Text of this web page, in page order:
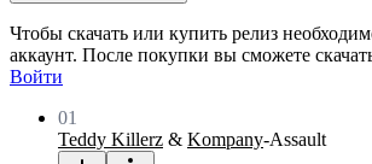
Чтобы скачать или купить релиз
аккаунт. После покупки вы сможете
Войти
01
Teddy Killerz & Kompany-Assault